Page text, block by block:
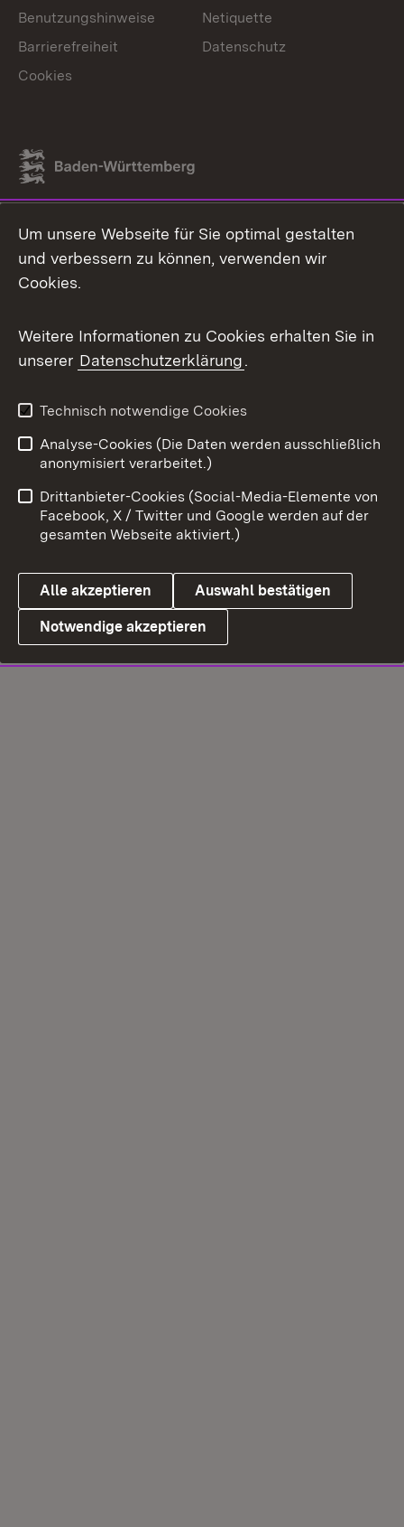
Link zum Landesportal
Benutzungshinweise
Netiquette
Barrierefreiheit
Datenschutz
Cookies
Um unsere Webseite für Sie optimal gestalten
und verbessern zu können, verwenden wir
Cookies.
Weitere Informationen zu Cookies erhalten Sie in
unserer Datenschutzerklärung.
Technisch notwendige Cookies
Analyse-Cookies (Die Daten werden ausschließlich
anonymisiert verarbeitet.)
Drittanbieter-Cookies (Social-Media-Elemente von
Facebook, X / Twitter und Google werden auf der
gesamten Webseite aktiviert.)
Alle akzeptieren Auswahl bestätigen
Notwendige akzeptieren